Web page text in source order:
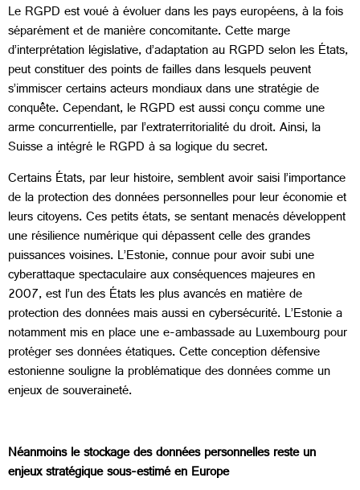
Le RGPD est voué à évoluer dans les pays européens, à la fois
séparément et de manière concomitante. Cette marge
d’interprétation législative, d’adaptation au RGPD selon les États,
peut constituer des points de failles dans lesquels peuvent
s’immiscer certains acteurs mondiaux dans une stratégie de
conquête. Cependant, le RGPD est aussi conçu comme une
arme concurrentielle, par l’extraterritorialité du droit. Ainsi, la
Suisse a intégré le RGPD à sa logique du secret.
Certains États, par leur histoire, semblent avoir saisi l’importance
de la protection des données personnelles pour leur économie et
leurs citoyens. Ces petits états, se sentant menacés développent
une résilience numérique qui dépassent celle des grandes
puissances voisines. L’Estonie, connue pour avoir subi une
cyberattaque spectaculaire aux conséquences majeures en
2007, est l’un des États les plus avancés en matière de
protection des données mais aussi en cybersécurité. L’Estonie a
notamment mis en place une e-ambassade au Luxembourg pour
protéger ses données étatiques. Cette conception défensive
estonienne souligne la problématique des données comme un
enjeux de souveraineté.
Néanmoins le stockage des données personnelles reste un
enjeux stratégique sous-estimé en Europe